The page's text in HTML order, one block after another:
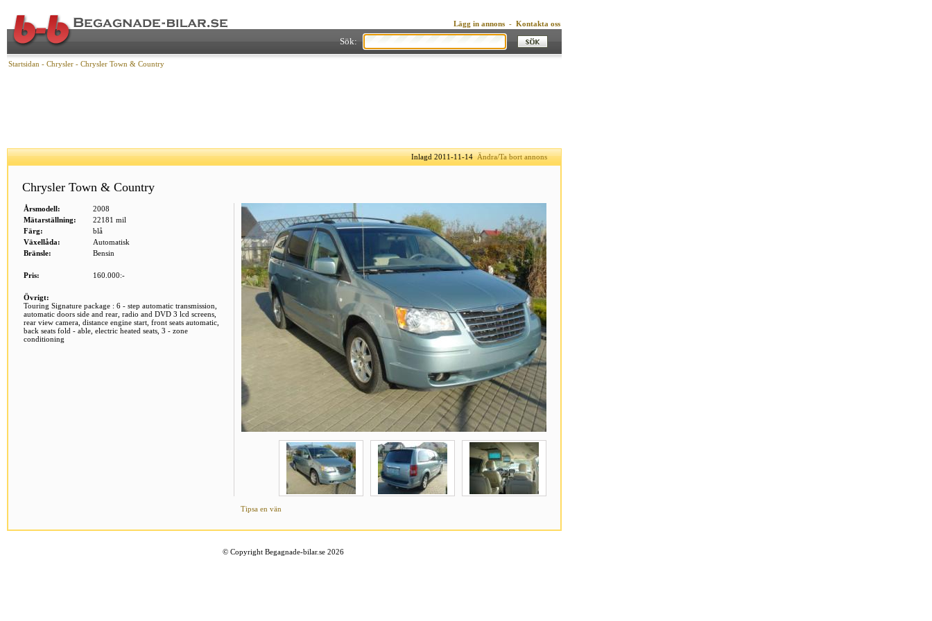
Lägg in annons - Kontakta oss
Sök:
Startsidan - Chrysler - Chrysler Town & Country
Inlagd 2011-11-14Ändra/Ta bort annons
Chrysler Town & Country
Årsmodell:
2008
Mätarställning:
22181 mil
Färg:
blå
Växellåda:
Automatisk
Bränsle:
Bensin
Pris: 160.000:-
Övrigt:
Touring Signature package : 6 - step automatic transmission,
automatic doors side and rear, radio and DVD 3 lcd screens,
rear view camera, distance engine start, front seats automatic,
back seats fold - able, electric heated seats, 3 - zone
conditioning
Tipsa en vän
© Copyright Begagnade-bilar.se 2026